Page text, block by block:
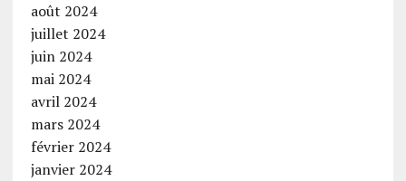
août 2024
juillet 2024
juin 2024
mai 2024
avril 2024
mars 2024
février 2024
janvier 2024